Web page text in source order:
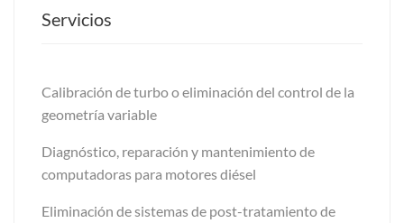
Servicios
Calibración de turbo o eliminación del control de la
geometría variable
Diagnóstico, reparación y mantenimiento de
computadoras para motores diésel
Eliminación de sistemas de post-tratamiento de